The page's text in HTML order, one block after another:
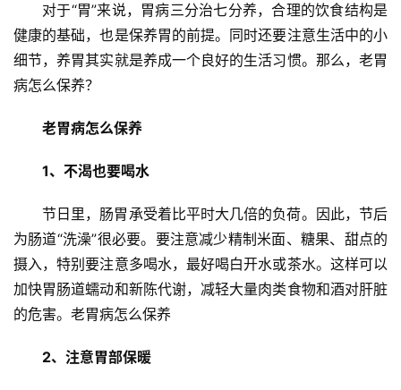
对于“胃”来说，胃病三分治七分养，合理的饮食结构是
健康的基础，也是保养胃的前提。同时还要注意生活中的小
细节，养胃其实就是养成一个良好的生活习惯。那么，老胃
病怎么保养？
老胃病怎么保养
1、不渴也要喝水
节日里，肠胃承受着比平时大几倍的负荷。因此，节后
为肠道“洗澡”很必要。要注意减少精制米面、糖果、甜点的
摄入，特别要注意多喝水，最好喝白开水或茶水。这样可以
加快胃肠道蠕动和新陈代谢，减轻大量肉类食物和酒对肝脏
的危害。老胃病怎么保养
2、注意胃部保暖